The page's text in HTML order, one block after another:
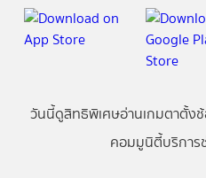
วันนี้ดูสิทธิพิเศษอ่านเกมตาตั้ง
คอมมูนิตี้บริการ